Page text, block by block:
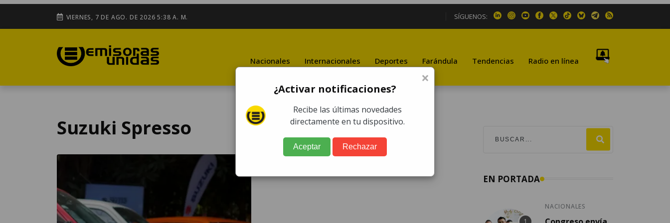
VIERNES, 7 DE AGO. DE 2026 5:38 A. M. SÍGUENOS:
Nacionales Internacionales Deportes Farándula Tendencias Radio en línea
Suzuki Spresso
EN PORTADA
NACIONALES
×
¿Activar notificaciones?
Recibe las últimas novedades
directamente en tu dispositivo.
Aceptar Rechazar